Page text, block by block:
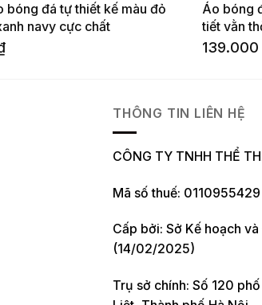
bóng đá tự thiết kế màu đỏ
navy cực chất
Áo bóng
tiết vằn
THÔNG TIN LIÊN HỆ
CÔNG TY TNHH THỂ
Mã số thuế: 0110955429
Cấp bởi: Sở Kế hoạch
(14/02/2025)
Trụ sở chính: Số 120